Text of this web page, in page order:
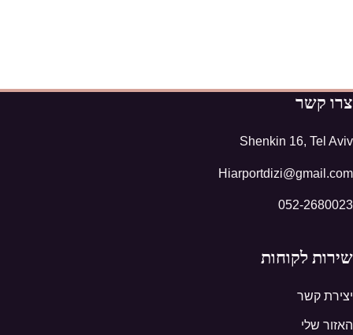
צרו קשר
Shenkin 16, Tel Aviv
Hiarportdizi@gmail.com
052-2680023
שירות לקוחות
יצירת קשר
האזור שלי